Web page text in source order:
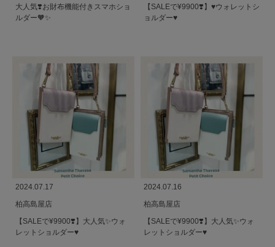
大人気❣️お財布機能付きスマホショ
ルダー🧡✨
【SALEで¥9900❣️】♥️ウォレットシ
ョルダー♥️
2024.07.17
柏高島屋店
【SALEで¥9900❣️】大人気✨ウォ
レットショルダー♥️
2024.07.16
柏高島屋店
【SALEで¥9900❣️】大人気✨ウォ
レットショルダー♥️